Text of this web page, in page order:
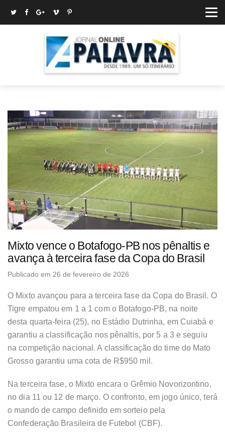
Mixto vence o Botafogo-PB nos pênaltis e
avança à terceira fase da Copa do Brasil
Publicado em 26 de fevereiro de 2026
O Mixto avançou para a terceira fase da Copa do Brasil. O
Tigre empatou em 1 a 1 com o Botafogo-PB, na noite
desta quarta-feira (25), no Estádio Dutrinha, em Cuiabá e
garantiu a classificação nos pênaltis, por 5 a 3 e seguiu
na competição nacional. A classificação do time do Mato
Grosso garantiu uma cota de R$950 mil.
Na terceira fase, o Mixto encara o Grêmio Novorizontino,
no dia 11 ou 12 de março. O confronto, em jogo único, terá
o mando de campo definido em sorteio pela
Confederação Brasileira de Futebol (CBF).